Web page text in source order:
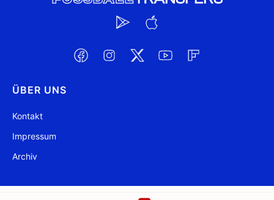
ÜBER UNS
Kontakt
Impressum
Archiv